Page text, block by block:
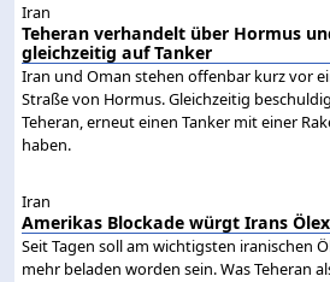
Iran
Teheran verhandelt über Hormus
gleichzeitig auf Tanker
Iran und Oman stehen offenbar kurz vor
Straße von Hormus. Gleichzeitig
Teheran, erneut einen Tanker mit einer
haben.
Iran
Amerikas Blockade würgt Irans
Seit Tagen soll am wichtigsten iranischen
mehr beladen worden sein. Was Teheran